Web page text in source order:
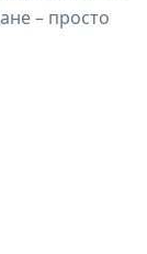
– просто